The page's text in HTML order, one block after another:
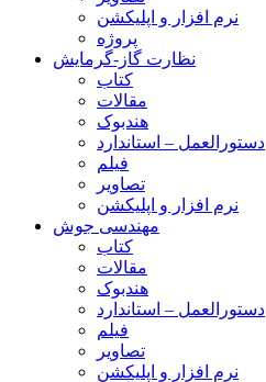
نرم افزار و اپلیکشن
پروژه
نظارت گاز-گرمایش
کتاب
مقالات
هندبوک
دستورالعمل – استاندارد
فیلم
تصاویر
نرم افزار و اپلیکشن
مهندسی جوش
کتاب
مقالات
هندبوک
دستورالعمل – استاندارد
فیلم
تصاویر
نرم افزار و اپلیکشن